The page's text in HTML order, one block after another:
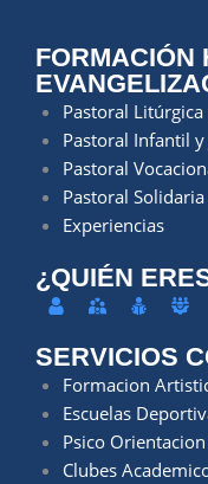
FORMACIÓN
Pastoral
Pastoral Infantil y
Pastoral
Pastoral Solidaria
Experiencias
¿QUIÉN
SERVICIOS
Formacion
Escuelas
Psico Orientacion
Clubes